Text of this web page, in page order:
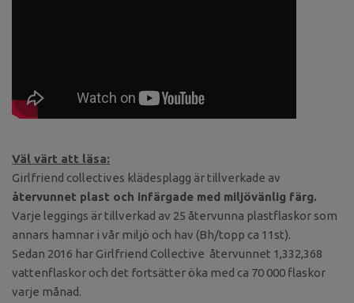
Väl värt att läsa:
Girlfriend collectives klädesplagg är tillverkade av
återvunnet plast och infärgade med miljövänlig färg.
Varje leggings är tillverkad av 25 återvunna plastflaskor som
annars hamnar i vår miljö och hav (Bh/topp ca 11st).
Sedan 2016 har Girlfriend Collective återvunnet 1,332,368
vattenflaskor och det fortsätter öka med ca 70 000 flaskor
varje månad.